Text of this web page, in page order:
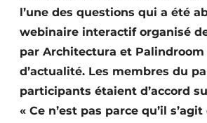
Façades
Géotextiles
Infrastructures souterraines et
Protection solaire
l’une des questions qui a été
webinaire interactif organisé
par Architectura et
d’actualité. Les membres du
participants étaient d’accord
« Ce n’est pas parce qu’il s’agit